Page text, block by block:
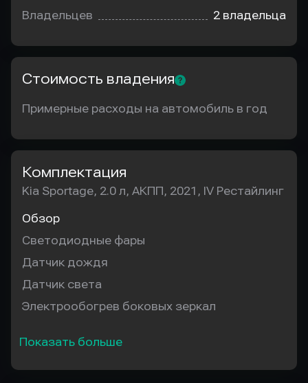
Владельцев 2 владельца
Стоимость владения
Примерные расходы на автомобиль в год
Комплектация
Kia Sportage, 2.0 л, АКПП, 2021, IV Рестайлинг
Обзор
Светодиодные фары
Датчик дождя
Датчик света
Электрообогрев боковых зеркал
Показать больше